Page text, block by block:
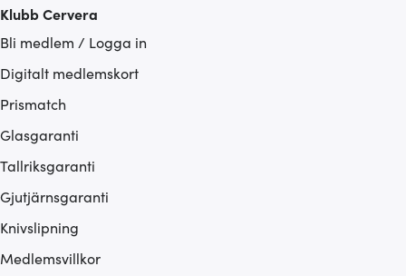
Klubb Cervera
Bli medlem / Logga in
Digitalt medlemskort
Prismatch
Glasgaranti
Tallriksgaranti
Gjutjärnsgaranti
Knivslipning
Medlemsvillkor